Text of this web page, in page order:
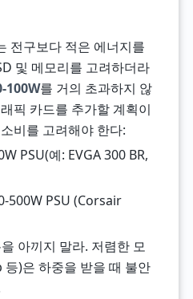
전구보다 적은 에너지를
및 메모리를 고려하더라
100W를 거의 초과하지 않
픽 카드를 추가할 계획이
비를 고려해야 한다:
PSU(예: EVGA 300 BR,
500W PSU (Corsair
아끼지 말라. 저렴한 모
)은 하중을 받을 때 불안